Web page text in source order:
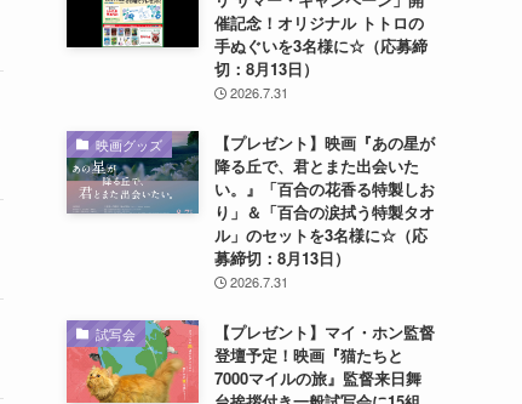
催記念！オリジナル トトロの
手ぬぐいを3名様に☆（応募締
切：8月13日）
2026.7.31
映画グッズ
【プレゼント】映画『あの星が
降る丘で、君とまた出会いた
い。』「百合の花香る特製しお
り」＆「百合の涙拭う特製タオ
ル」のセットを3名様に☆（応
募締切：8月13日）
2026.7.31
試写会
【プレゼント】マイ・ホン監督
登壇予定！映画『猫たちと
7000マイルの旅』監督来日舞